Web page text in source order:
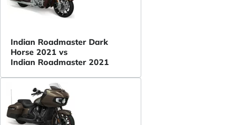
Indian Roadmaster Dark
Horse 2021 vs
Indian Roadmaster 2021